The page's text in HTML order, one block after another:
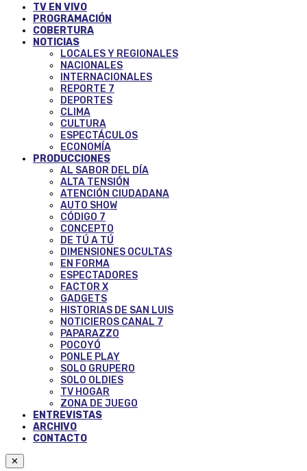
TV EN VIVO
PROGRAMACIÓN
COBERTURA
NOTICIAS
LOCALES Y REGIONALES
NACIONALES
INTERNACIONALES
REPORTE 7
DEPORTES
CLIMA
CULTURA
ESPECTÁCULOS
ECONOMÍA
PRODUCCIONES
AL SABOR DEL DÍA
ALTA TENSIÓN
ATENCIÓN CIUDADANA
AUTO SHOW
CÓDIGO 7
CONCEPTO
DE TÚ A TÚ
DIMENSIONES OCULTAS
EN FORMA
ESPECTADORES
FACTOR X
GADGETS
HISTORIAS DE SAN LUIS
NOTICIEROS CANAL 7
PAPARAZZO
POCOYÓ
PONLE PLAY
SOLO GRUPERO
SOLO OLDIES
TV HOGAR
ZONA DE JUEGO
ENTREVISTAS
ARCHIVO
CONTACTO
✕